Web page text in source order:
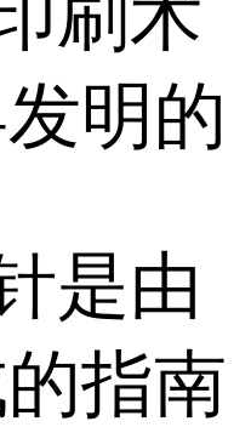
刷术
明的
是由
指南